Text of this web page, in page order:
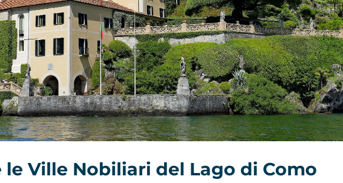
le Ville Nobiliari del Lago di Como